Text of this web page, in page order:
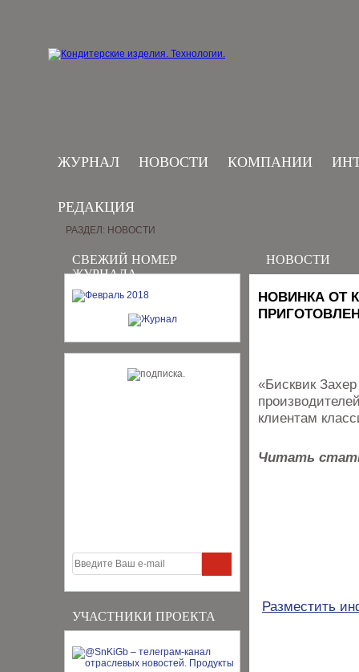
ЖУРНАЛ НОВОСТИ КОМПАНИИ
РЕДАКЦИЯ
СВЕЖИЙ НОМЕР
ЖУРНАЛА
УЧАСТНИКИ ПРОЕКТА
РАЗДЕЛ: НОВОСТИ
НОВОСТИ
НОВИНКА ОТ
«Бисквик
клиентам
Читать
Разместить